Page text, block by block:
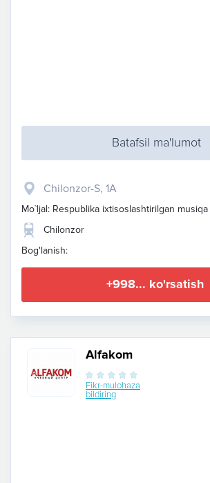
Batafsil ma'lumot
Chilonzor-S, 1A
Mo`ljal: Respublika ixtisoslashtirilgan
Chilonzor
Bog'lanish:
+998... ko'rsatish
Alfakom
Fikr-mulohaza
bildiring